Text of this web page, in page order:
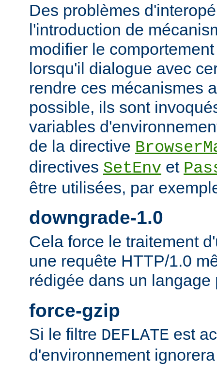
Des problèmes
l'introduction de
modifier le
lorsqu'il dialogue avec
rendre ces mécanismes
possible, ils sont
variables
de la directive
directives SetEnv et
être utilisées, par
downgrade-1.0
Cela force le traitement
une requête HTTP/1.0
rédigée dans un langage
force-gzip
Si le filtre DEFLATE est
d'environnement